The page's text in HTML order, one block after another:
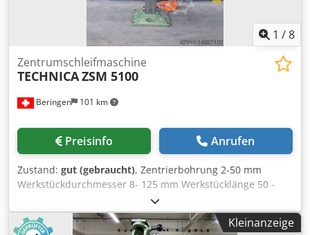
1 /8
Beringen 101 km
Zentrumschleifmaschine
TECHNICAZSM 5100
Preisinfo Anrufen
Zustand: gut (gebraucht), Zentrierbohrung 2-50 mm
Werkstückdurchmesser 8- 125 mm Werkstücklänge 50 -
1000 mm Schleifscheiben-Drehzahl 13'000-45'000 U/min
Coderivlujpfx Ab Eerf Diverses Zubehör MARCELS
MASCHINEN AG
Kleinanzeige